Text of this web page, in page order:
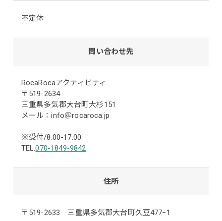
不定休
問い合わせ先
RocaRocaアクティビティ
〒519-2634
三重県多気郡大台町大杉151
メール：info＠rocaroca.jp
※受付/8:00-17:00
TEL.070-1849-9842
住所
〒519-2633 三重県多気郡大台町久豆477ｰ1